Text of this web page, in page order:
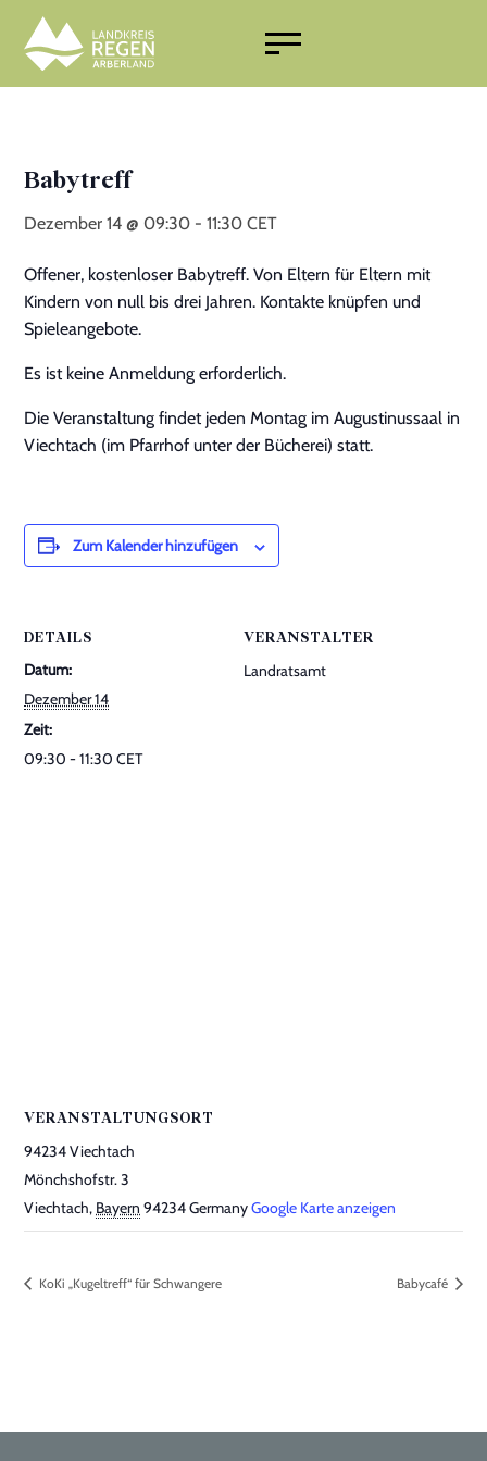
Mobilität und Verkehr
Rechtliches
Schule und Ausbildung
Menschen mit Migrationshintergrund
Arbeitswelt
Finanzielle Leistungen
Freizeit
Gesundheit
Materielle Hilfen
Notfallnummern
Veranstaltungen
Kontakt
Babytreff
Dezember 14 @ 09:30 -11:30 CET
Offener, kostenloser Babytreff. Von Eltern für Eltern mit
Kindern von null bis drei Jahren. Kontakte knüpfen und
Spieleangebote.
Es ist keine Anmeldung erforderlich.
Die Veranstaltung findet jeden Montag im Augustinussaal in
Viechtach (im Pfarrhof unter der Bücherei) statt.
Zum Kalender hinzufügen
DETAILS
Datum:
Dezember 14
Zeit:
09:30 - 11:30CET
VERANSTALTER
Landratsamt
VERANSTALTUNGSORT
94234 Viechtach
Mönchshofstr. 3
Viechtach, Bayern 94234GermanyGoogle Karte anzeigen
KoKi „Kugeltreff“ für Schwangere Babycafé